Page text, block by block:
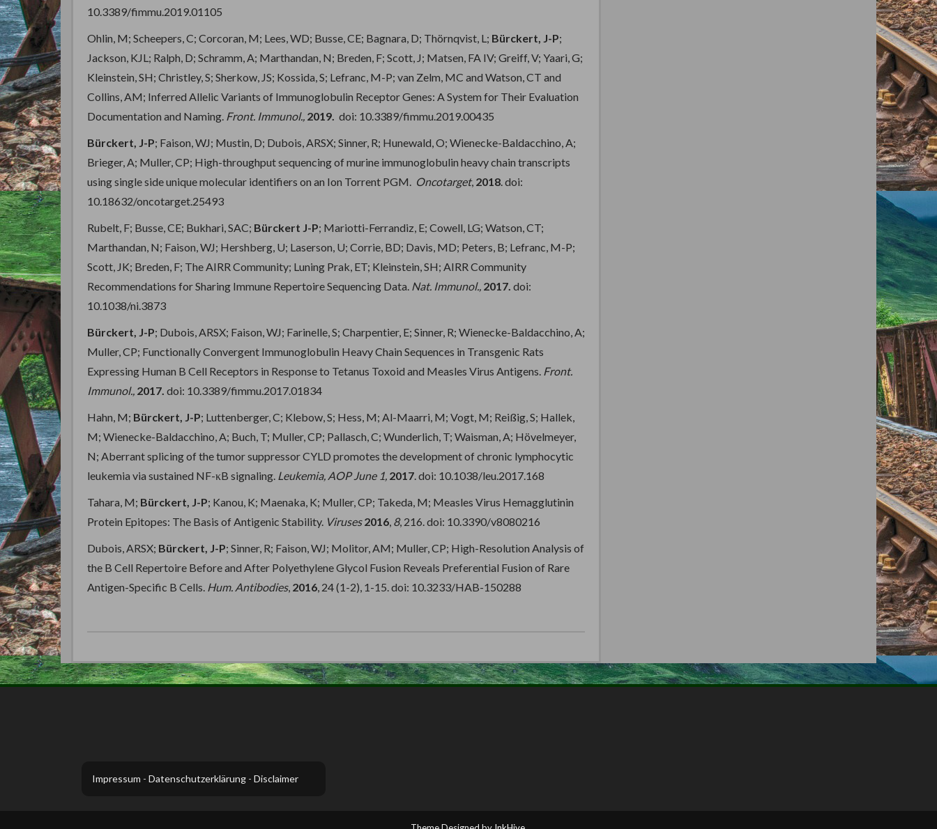
10.3389/fimmu.2019.01105
Ohlin, M; Scheepers, C; Corcoran, M; Lees, WD; Busse, CE; Bagnara, D; Thörnqvist, L; Bürckert, J-P;
Jackson, KJL; Ralph, D; Schramm, A; Marthandan, N; Breden, F; Scott, J; Matsen, FA IV; Greiff, V; Yaari, G;
Kleinstein, SH; Christley, S; Sherkow, JS; Kossida, S; Lefranc, M-P; van Zelm, MC and Watson, CT and
Collins, AM; Inferred Allelic Variants of Immunoglobulin Receptor Genes: A System for Their Evaluation
Documentation and Naming. Front. Immunol., 2019. doi: 10.3389/fimmu.2019.00435
Bürckert, J-P; Faison, WJ; Mustin, D; Dubois, ARSX; Sinner, R; Hunewald, O; Wienecke-Baldacchino, A;
Brieger, A; Muller, CP; High-throughput sequencing of murine immunoglobulin heavy chain transcripts
using single side unique molecular identifiers on an Ion Torrent PGM. Oncotarget, 2018. doi:
10.18632/oncotarget.25493
Rubelt, F; Busse, CE; Bukhari, SAC; Bürckert J-P; Mariotti-Ferrandiz, E; Cowell, LG; Watson, CT;
Marthandan, N; Faison, WJ; Hershberg, U; Laserson, U; Corrie, BD; Davis, MD; Peters, B; Lefranc, M-P;
Scott, JK; Breden, F; The AIRR Community; Luning Prak, ET; Kleinstein, SH; AIRR Community
Recommendations for Sharing Immune Repertoire Sequencing Data. Nat. Immunol., 2017. doi:
10.1038/ni.3873
Bürckert, J-P; Dubois, ARSX; Faison, WJ; Farinelle, S; Charpentier, E; Sinner, R; Wienecke-Baldacchino, A;
Muller, CP; Functionally Convergent Immunoglobulin Heavy Chain Sequences in Transgenic Rats
Expressing Human B Cell Receptors in Response to Tetanus Toxoid and Measles Virus Antigens. Front.
Immunol., 2017. doi: 10.3389/fimmu.2017.01834
Hahn, M; Bürckert, J-P; Luttenberger, C; Klebow, S; Hess, M; Al-Maarri, M; Vogt, M; Reißig, S; Hallek,
M; Wienecke-Baldacchino, A; Buch, T; Muller, CP; Pallasch, C; Wunderlich, T; Waisman, A; Hövelmeyer,
N; Aberrant splicing of the tumor suppressor CYLD promotes the development of chronic lymphocytic
leukemia via sustained NF-κB signaling. Leukemia, AOP June 1, 2017. doi: 10.1038/leu.2017.168
Tahara, M; Bürckert, J-P; Kanou, K; Maenaka, K; Muller, CP; Takeda, M; Measles Virus Hemagglutinin
Protein Epitopes: The Basis of Antigenic Stability. Viruses 2016, 8, 216. doi: 10.3390/v8080216
Dubois, ARSX; Bürckert, J-P; Sinner, R; Faison, WJ; Molitor, AM; Muller, CP; High-Resolution Analysis of
the B Cell Repertoire Before and After Polyethylene Glycol Fusion Reveals Preferential Fusion of Rare
Antigen-Specific B Cells. Hum. Antibodies, 2016, 24 (1-2), 1-15. doi: 10.3233/HAB-150288
Impressum - Datenschutzerklärung - Disclaimer